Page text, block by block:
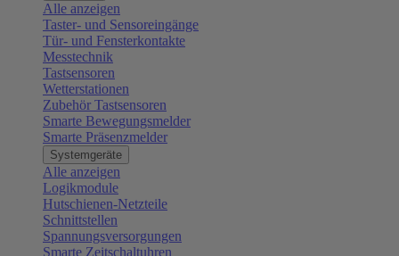
Alle anzeigen
Taster- und Sensoreingänge
Tür- und Fensterkontakte
Messtechnik
Tastsensoren
Wetterstationen
Zubehör Tastsensoren
Smarte Bewegungsmelder
Smarte Präsenzmelder
Systemgeräte
Alle anzeigen
Logikmodule
Hutschienen-Netzteile
Schnittstellen
Spannungsversorgungen
Smarte Zeitschaltuhren